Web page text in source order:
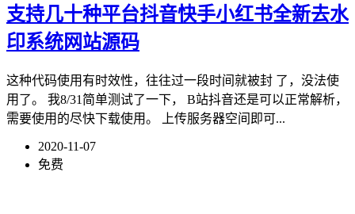
支持几十种平台抖音快手小红书全新去水
印系统网站源码
这种代码使用有时效性，往往过一段时间就被封 了，没法使
用了。 我8/31简单测试了一下， B站抖音还是可以正常解析，
需要使用的尽快下载使用。 上传服务器空间即可...
2020-11-07
免费